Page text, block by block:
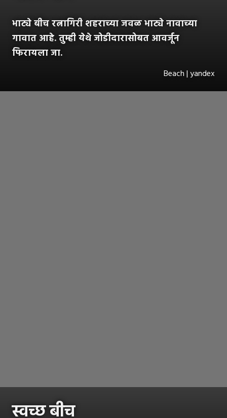
भाट्ये बीच रत्नागिरी शहराच्या जवळ भाट्ये नावाच्या
गावात आहे. तुम्ही येथे जोडीदारासोबत आवर्जून
फिरायला जा.
Beach | yandex
स्वच्छ बीच